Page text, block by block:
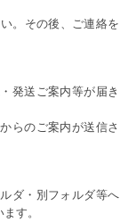
。その後、ご連絡を
発送ご案内等が届き
らのご案内が送信さ
ダ・別フォルダ等へ
す。